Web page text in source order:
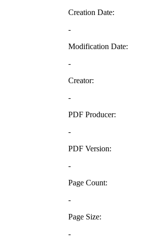
Creation Date:
-
Modification Date:
-
Creator:
-
PDF Producer:
-
PDF Version:
-
Page Count:
-
Page Size:
-